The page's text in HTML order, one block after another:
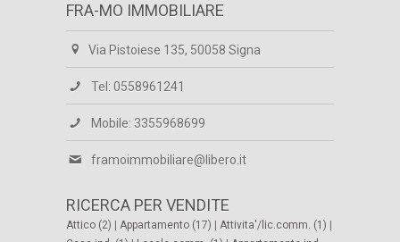
FRA-MO IMMOBILIARE
Via Pistoiese 135, 50058 Signa
Tel: 0558961241
Mobile: 3355968699
framoimmobiliare@libero.it
RICERCA PER VENDITE
Attico (2) Appartamento (17) Attivita'/lic.comm. (1)